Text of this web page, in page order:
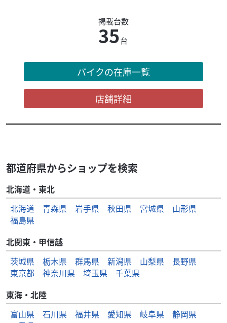
掲載台数
35台
バイクの在庫一覧
店舗詳細
都道府県からショップを検索
北海道・東北
北海道
青森県 岩手県 秋田県 宮城県
山形県
福島県
北関東・甲信越
茨城県
栃木県 群馬県 新潟県 山梨県
長野県
東京都
神奈川県 埼玉県
千葉県
東海・北陸
富山県
石川県 福井県 愛知県 岐阜県
静岡県